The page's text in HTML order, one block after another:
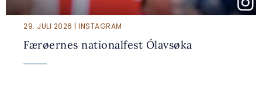
29. JULI 2026 | INSTAGRAM
Færøernes nationalfest Ólavsøka